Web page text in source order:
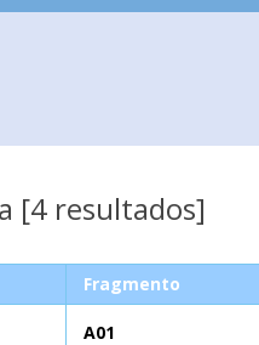
[4 resultados]
Fragmento
A01